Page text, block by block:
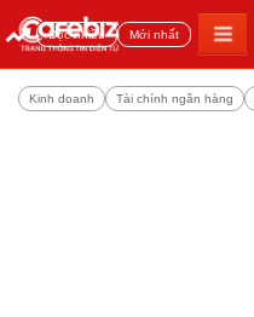
Đọc nhiều Mới nhất
Kinh doanh Tài chính ngân hàng